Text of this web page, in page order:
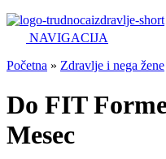
NAVIGACIJA
Početna » Zdravlje i nega žene
Do FIT
Mesec